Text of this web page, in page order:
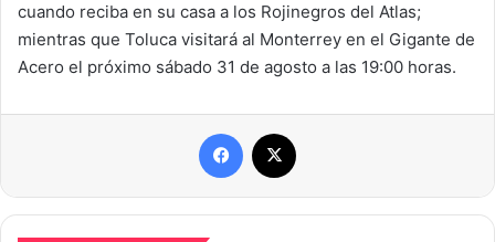
cuando reciba en su casa a los Rojinegros del Atlas;
mientras que Toluca visitará al Monterrey en el Gigante de
Acero el próximo sábado 31 de agosto a las 19:00 horas.
Facebook